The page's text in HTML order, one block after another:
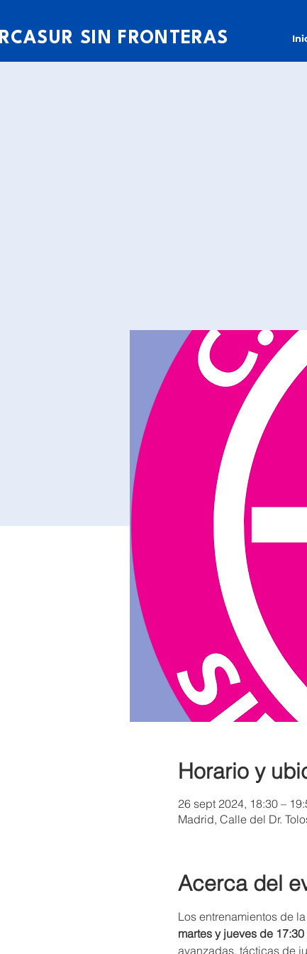
SIN FRONTERAS
Horario y
26 sept 2024, 18:30 –
Madrid, Calle del Dr.
Acerca del
Los entrenamientos de
martes y jueves de 17:30
avanzadas, tácticas de